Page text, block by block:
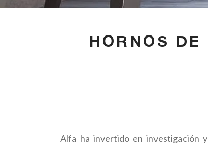
HORNOS
Alfa ha invertido en investigación